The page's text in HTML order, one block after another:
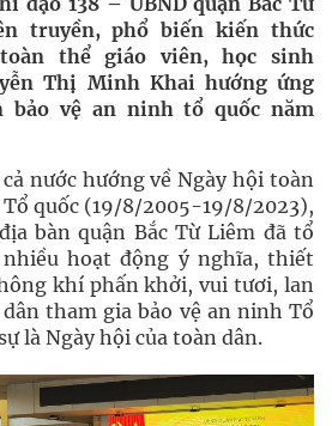
truyền, phổ biến kiến thức
toàn thể giáo viên, học sinh
Thị Minh Khai hướng ứng
bảo vệ an ninh tổ quốc năm
nước hướng về Ngày hội toàn
quốc (19/8/2005-19/8/2023),
bàn quận Bắc Từ Liêm đã tổ
hoạt động ý nghĩa, thiết
khí phấn khởi, vui tươi, lan
tham gia bảo vệ an ninh Tổ
là Ngày hội của toàn dân.